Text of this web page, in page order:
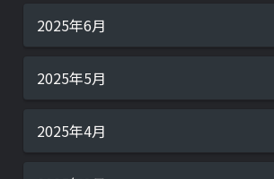
2025年6月
2025年5月
2025年4月